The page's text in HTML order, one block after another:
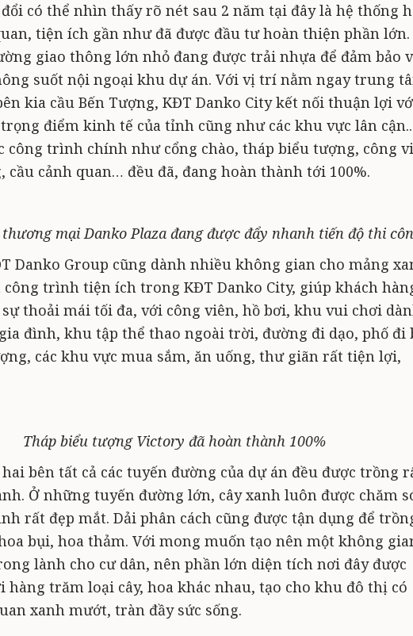
có thể nhìn thấy rõ nét sau 2 năm tại đây là hệ thống
tiện ích gần như đã được đầu tư hoàn thiện phần lớn.
giao thông lớn nhỏ đang được trải nhựa để đảm bảo
suốt nội ngoại khu dự án. Với vị trí nằm ngay trung
kia cầu Bến Tượng, KĐT Danko City kết nối thuận lợi
điểm kinh tế của tỉnh cũng như các khu vực lân
công trình chính như cổng chào, tháp biểu tượng, công
cầu cảnh quan… đều đã, đang hoàn thành tới 100%.
mại Danko Plaza đang được đẩy nhanh tiến độ thi
Danko Group cũng dành nhiều không gian cho mảng
công trình tiện ích trong KĐT Danko City, giúp khách
thoải mái tối đa, với công viên, hồ bơi, khu vui chơi
đình, khu tập thể thao ngoài trời, đường đi dạo, phố đi
các khu vực mua sắm, ăn uống, thư giãn rất tiện lợi,
Tháp biểu tượng Victory đã hoàn thành 100%
bên tất cả các tuyến đường của dự án đều được trồng
Ở những tuyến đường lớn, cây xanh luôn được chăm
rất đẹp mắt. Dải phân cách cũng được tận dụng để
bụi, hoa thảm. Với mong muốn tạo nên một không
lành cho cư dân, nên phần lớn diện tích nơi đây được
hàng trăm loại cây, hoa khác nhau, tạo cho khu đô thị có
xanh mướt, tràn đầy sức sống.